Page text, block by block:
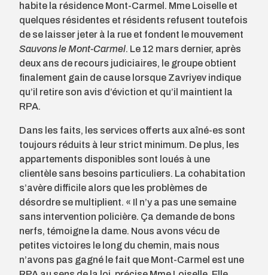
habite la résidence Mont-Carmel. Mme Loiselle et
quelques résidentes et résidents refusent toutefois
de se laisser jeter à la rue et fondent le mouvement
Sauvons le Mont-Carmel. Le 12 mars dernier, après
deux ans de recours judiciaires, le groupe obtient
finalement gain de cause lorsque Zavriyev indique
qu’il retire son avis d’éviction et qu’il maintient la
RPA.
Dans les faits, les services offerts aux aîné-es sont
toujours réduits à leur strict minimum. De plus, les
appartements disponibles sont loués à une
clientèle sans besoins particuliers. La cohabitation
s’avère difficile alors que les problèmes de
désordre se multiplient. « Il n’y a pas une semaine
sans intervention policière. Ça demande de bons
nerfs, témoigne la dame. Nous avons vécu de
petites victoires le long du chemin, mais nous
n’avons pas gagné le fait que Mont-Carmel est une